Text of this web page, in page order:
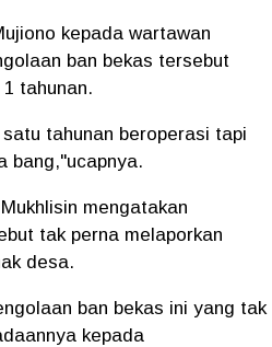
kepada wartawan
ban bekas tersebut
tahunan.
tahunan beroperasi tapi
bang,"ucapnya.
mengatakan
tak perna melaporkan
desa.
ban bekas ini yang tak
kepada